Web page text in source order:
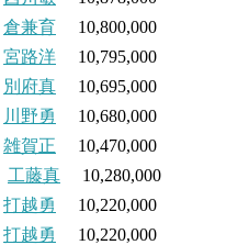
倉兼育 10,800,000
宮路洋 10,795,000
別府真 10,695,000
川野勇
10,680,000
雑賀正 10,470,000
工藤真 10,280,000
打越勇
10,220,000
打越勇
10,220,000